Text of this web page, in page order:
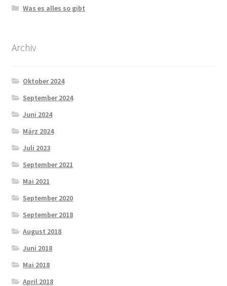
Was es alles so gibt
Archiv
Oktober 2024
September 2024
Juni 2024
März 2024
Juli 2023
September 2021
Mai 2021
September 2020
September 2018
August 2018
Juni 2018
Mai 2018
April 2018